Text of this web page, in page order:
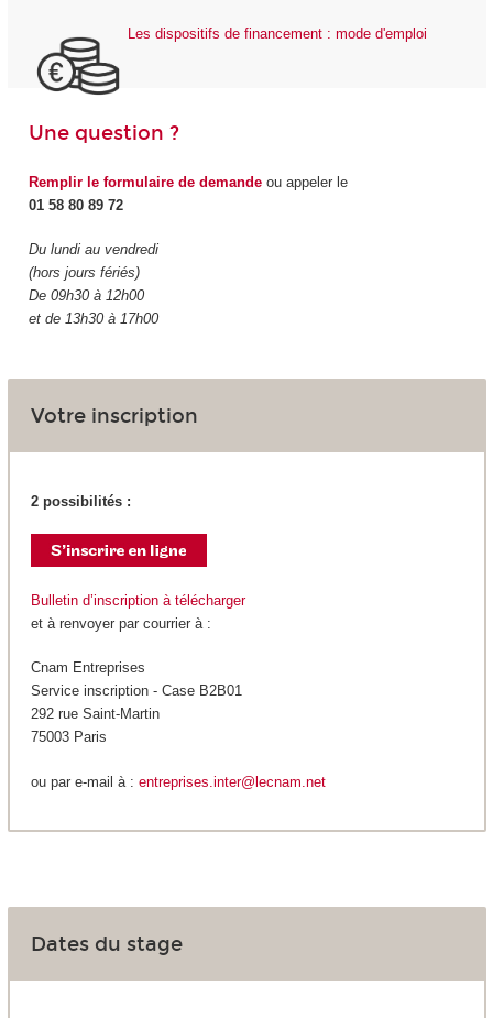
Les dispositifs de financement : mode d'emploi
Une question ?
Remplir le formulaire de demandeou appeler le
01 58 80 89 72
Du lundi au vendredi
(hors jours fériés)
De 09h30 à 12h00
et de 13h30 à 17h00
Votre inscription
2 possibilités :
Bulletin d’inscription à télécharger
et à renvoyer par courrier à :
Cnam Entreprises
Service inscription - Case B2B01
292 rue Saint-Martin
75003 Paris
ou par e-mail à : entreprises.inter@lecnam.net
Dates du stage